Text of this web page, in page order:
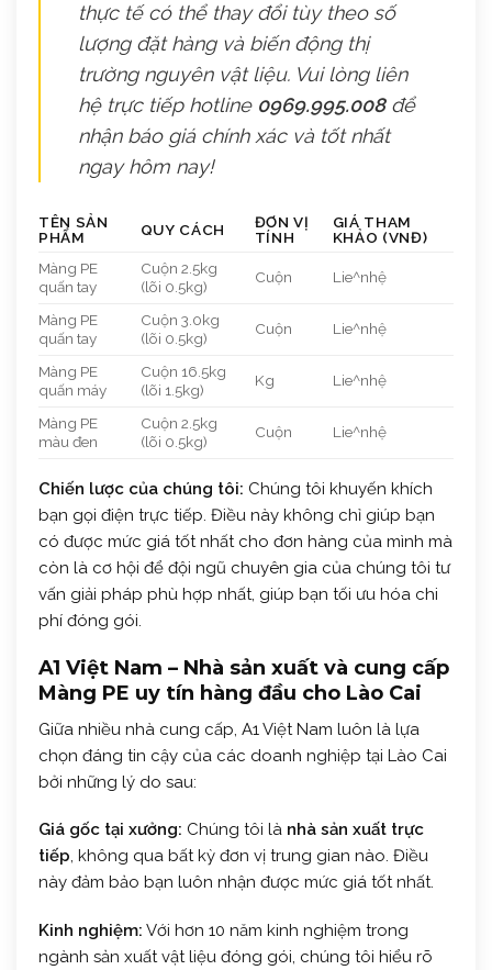
thực tế có thể thay đổi tùy theo số
lượng đặt hàng và biến động thị
trường nguyên vật liệu. Vui lòng liên
hệ trực tiếp hotline 0969.995.008để
nhận báo giá chính xác và tốt nhất
ngay hôm nay!
TÊN SẢN
PHẨM
QUY CÁCH
ĐƠN VỊ
TÍNH
GIÁ THAM
KHẢO (VNĐ)
Màng PE
quấn tay
Cuộn 2.5kg
(lõi 0.5kg)
Cuộn Lie^nhệ
Màng PE
quấn tay
Cuộn 3.0kg
(lõi 0.5kg)
Cuộn Lie^nhệ
Màng PE
quấn máy
Cuộn 16.5kg
(lõi 1.5kg)
Kg Lie^nhệ
Màng PE
màu đen
Cuộn 2.5kg
(lõi 0.5kg)
Cuộn Lie^nhệ
Chiến lược của chúng tôi: Chúng tôi khuyến khích
bạn gọi điện trực tiếp. Điều này không chỉ giúp bạn
có được mức giá tốt nhất cho đơn hàng của mình mà
còn là cơ hội để đội ngũ chuyên gia của chúng tôi tư
vấn giải pháp phù hợp nhất, giúp bạn tối ưu hóa chi
phí đóng gói.
A1 Việt Nam – Nhà sản xuất và cung cấp
Màng PE uy tín hàng đầu cho Lào Cai
Giữa nhiều nhà cung cấp, A1 Việt Nam luôn là lựa
chọn đáng tin cậy của các doanh nghiệp tại Lào Cai
bởi những lý do sau:
Giá gốc tại xưởng: Chúng tôi là nhà sản xuất trực
tiếp, không qua bất kỳ đơn vị trung gian nào. Điều
này đảm bảo bạn luôn nhận được mức giá tốt nhất.
Kinh nghiệm: Với hơn 10 năm kinh nghiệm trong
ngành sản xuất vật liệu đóng gói, chúng tôi hiểu rõ